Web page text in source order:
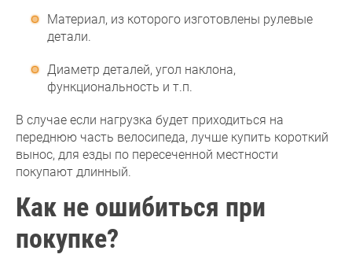
Материал, из которого изготовлены рулевые
детали.
Диаметр деталей, угол наклона,
функциональность и т.п.
В случае если нагрузка будет приходиться на
переднюю часть велосипеда, лучше купить короткий
вынос, для езды по пересеченной местности
покупают длинный.
Как не ошибиться при
покупке?